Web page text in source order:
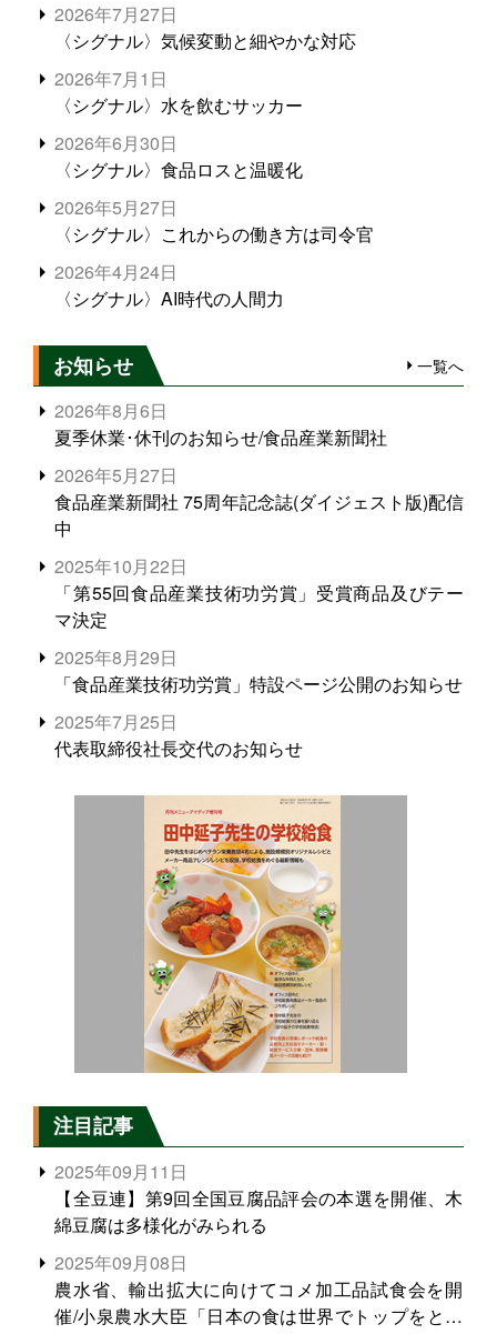
2026年7月27日
〈シグナル〉気候変動と細やかな対応
2026年7月1日
〈シグナル〉水を飲むサッカー
2026年6月30日
〈シグナル〉食品ロスと温暖化
2026年5月27日
〈シグナル〉これからの働き方は司令官
2026年4月24日
〈シグナル〉AI時代の人間力
お知らせ 一覧へ
2026年8月6日
夏季休業･休刊のお知らせ/食品産業新聞社
2026年5月27日
食品産業新聞社 75周年記念誌(ダイジェスト版)配信
中
2025年10月22日
「第55回食品産業技術功労賞」受賞商品及びテー
マ決定
2025年8月29日
「食品産業技術功労賞」特設ページ公開のお知らせ
2025年7月25日
代表取締役社長交代のお知らせ
注目記事
2025年09月11日
【全豆連】第9回全国豆腐品評会の本選を開催、木
綿豆腐は多様化がみられる
2025年09月08日
農水省、輸出拡大に向けてコメ加工品試食会を開
催/小泉農水大臣「日本の食は世界でトップをとれ